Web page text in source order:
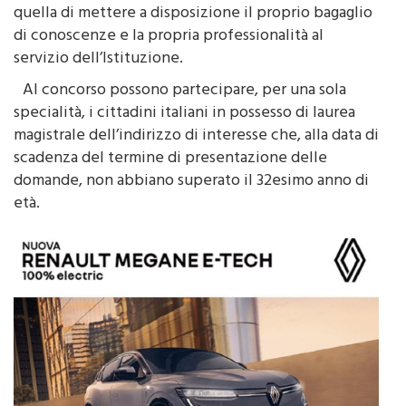
quella di mettere a disposizione il proprio bagaglio
di conoscenze e la propria professionalità al
servizio dell’Istituzione.
Al concorso possono partecipare, per una sola
specialità, i cittadini italiani in possesso di laurea
magistrale dell’indirizzo di interesse che, alla data di
scadenza del termine di presentazione delle
domande, non abbiano superato il 32esimo anno di
età.